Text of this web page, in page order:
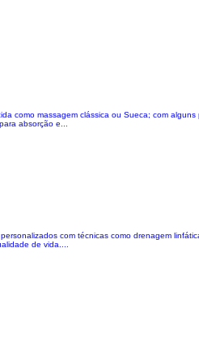
como massagem clássica ou Sueca; com alguns
absorção e...
com técnicas como drenagem
de vida....